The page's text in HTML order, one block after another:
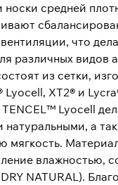
носки средней
что
различных видов
из сетки,
Lyocell, XT2® и
Lyocell
натуральными, а
мягкость.
влажностью,
NATURAL).